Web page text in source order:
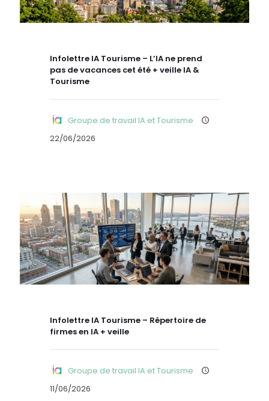
Infolettre IA Tourisme – L’IA ne prend
pas de vacances cet été + veille IA &
Tourisme
Groupe de travail IA et Tourisme
22/06/2026
Infolettre IA Tourisme – Répertoire de
firmes en IA + veille
Groupe de travail IA et Tourisme
11/06/2026